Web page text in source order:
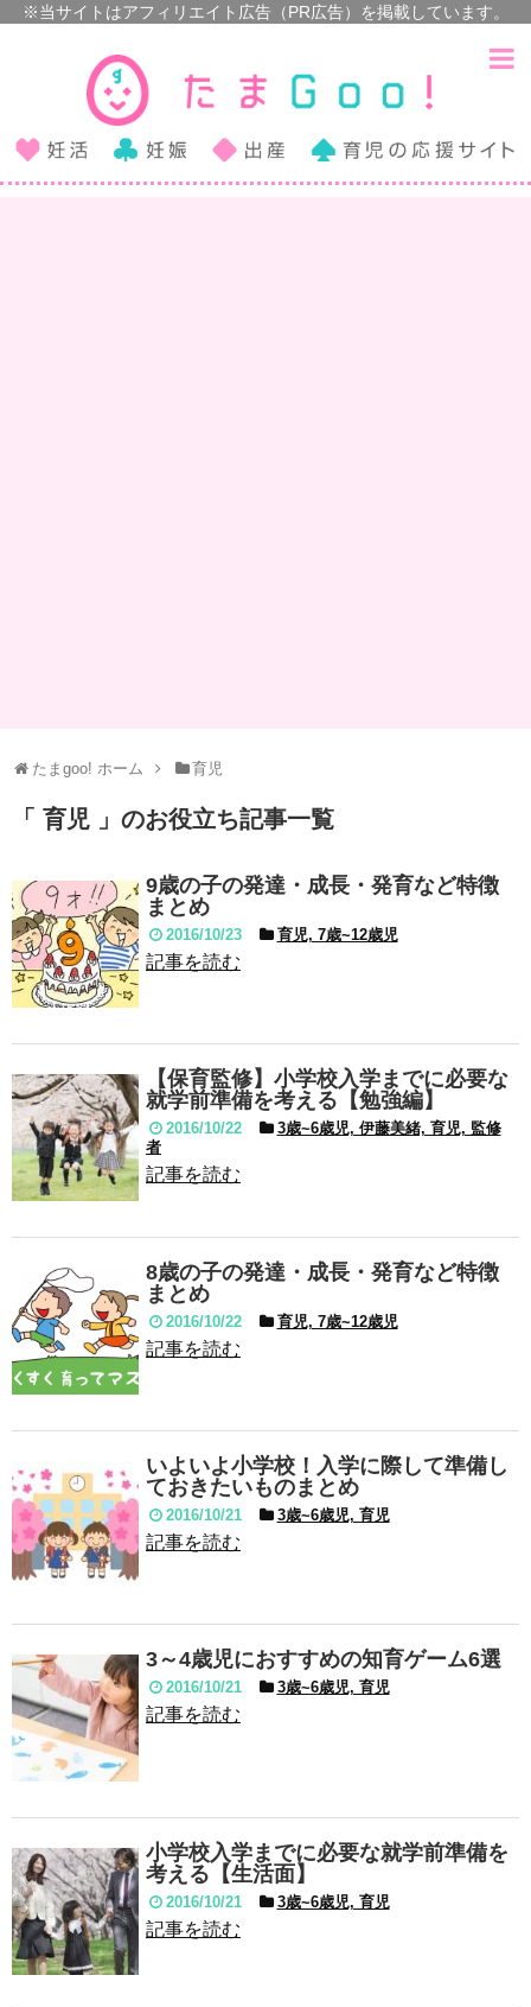
たまgoo! ホーム 育児
「 育児 」のお役立ち記事一覧
9歳の子の発達・成長・発育など特徴
まとめ
2016/10/23 育児, 7歳~12歳児
記事を読む
【保育監修】小学校入学までに必要な
就学前準備を考える【勉強編】
2016/10/22
3歳~6歳児, 伊藤美緒, 育児, 監修
者
記事を読む
8歳の子の発達・成長・発育など特徴
まとめ
2016/10/22 育児, 7歳~12歳児
記事を読む
いよいよ小学校！入学に際して準備し
ておきたいものまとめ
2016/10/21 3歳~6歳児, 育児
記事を読む
3～4歳児におすすめの知育ゲーム6選
2016/10/21 3歳~6歳児, 育児
記事を読む
小学校入学までに必要な就学前準備を
考える【生活面】
2016/10/21 3歳~6歳児, 育児
記事を読む